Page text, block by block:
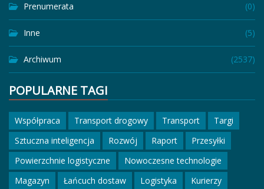
Prenumerata (0)
Inne (5)
Archiwum (2537)
POPULARNE TAGI
Współpraca Transport drogowy Transport
Targi
Sztuczna inteligencja
Rozwój Raport
Przesyłki
Powierzchnie logistyczne
Nowoczesne technologie
Magazyn
Łańcuch dostaw Logistyka
Kurierzy